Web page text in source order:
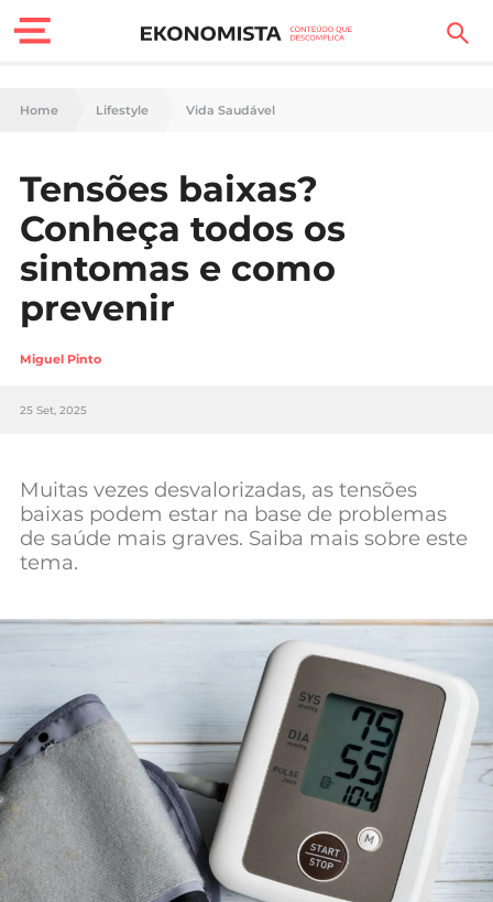
Finanças Pessoais
Carreira
Casa
Lifestyle
Sociedade
Tecnologia
Negócios
Mundial 2026
Home Lifestyle Vida Saudável
Tensões baixas?
Conheça todos os
sintomas e como
prevenir
Miguel Pinto
25 Set, 2025
Muitas vezes desvalorizadas, as tensões
baixas podem estar na base de problemas
de saúde mais graves. Saiba mais sobre este
tema.